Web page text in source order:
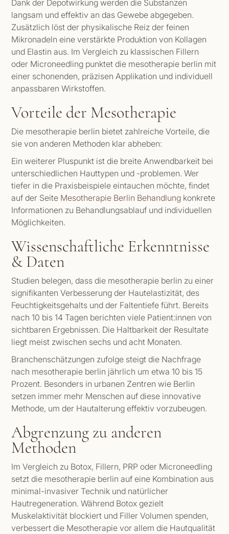
Dank der Depotwirkung werden die Substanzen
langsam und effektiv an das Gewebe abgegeben.
Zusätzlich löst der physikalische Reiz der feinen
Mikronadeln eine verstärkte Produktion von Kollagen
und Elastin aus. Im Vergleich zu klassischen Fillern
oder Microneedling punktet die mesotherapie berlin mit
einer schonenden, präzisen Applikation und individuell
anpassbaren Wirkstoffen.
Vorteile der Mesotherapie
Die mesotherapie berlin bietet zahlreiche Vorteile, die
sie von anderen Methoden klar abheben:
Ein weiterer Pluspunkt ist die breite Anwendbarkeit bei
unterschiedlichen Hauttypen und -problemen. Wer
tiefer in die Praxisbeispiele eintauchen möchte, findet
auf der Seite Mesotherapie Berlin Behandlung konkrete
Informationen zu Behandlungsablauf und individuellen
Möglichkeiten.
Wissenschaftliche Erkenntnisse
& Daten
Studien belegen, dass die mesotherapie berlin zu einer
signifikanten Verbesserung der Hautelastizität, des
Feuchtigkeitsgehalts und der Faltentiefe führt. Bereits
nach 10 bis 14 Tagen berichten viele Patient:innen von
sichtbaren Ergebnissen. Die Haltbarkeit der Resultate
liegt meist zwischen sechs und acht Monaten.
Branchenschätzungen zufolge steigt die Nachfrage
nach mesotherapie berlin jährlich um etwa 10 bis 15
Prozent. Besonders in urbanen Zentren wie Berlin
setzen immer mehr Menschen auf diese innovative
Methode, um der Hautalterung effektiv vorzubeugen.
Abgrenzung zu anderen
Methoden
Im Vergleich zu Botox, Fillern, PRP oder Microneedling
setzt die mesotherapie berlin auf eine Kombination aus
minimal-invasiver Technik und natürlicher
Hautregeneration. Während Botox gezielt
Muskelaktivität blockiert und Filler Volumen spenden,
verbessert die Mesotherapie vor allem die Hautqualität